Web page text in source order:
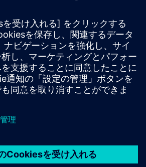
ヤ内の高度な制御を利用してく
バランスをとるために、ユーテ
動作するシステムを設計しま